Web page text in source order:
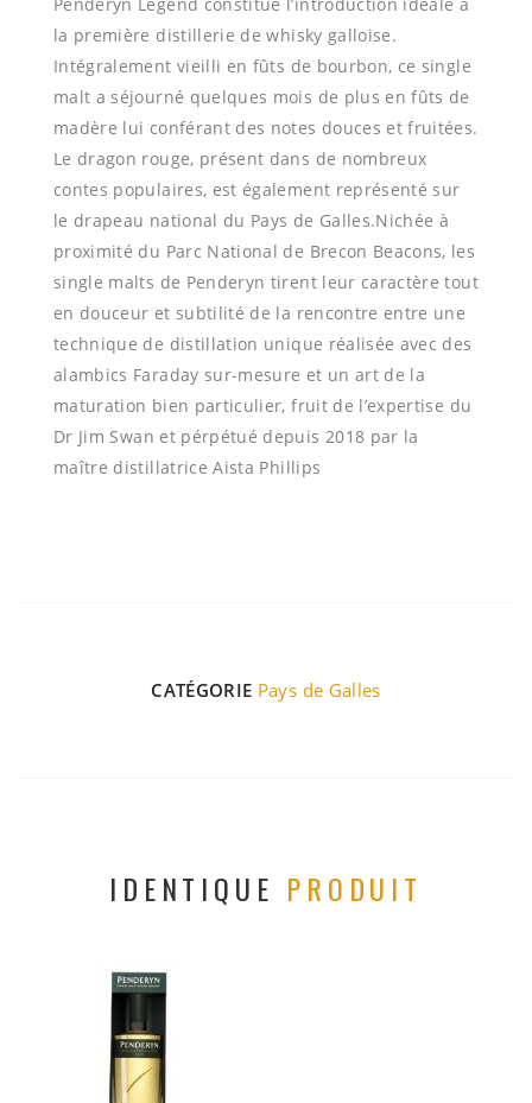
la première distillerie de whisky galloise.
Intégralement vieilli en fûts de bourbon, ce single
malt a séjourné quelques mois de plus en fûts de
madère lui conférant des notes douces et fruitées.
Le dragon rouge, présent dans de nombreux
contes populaires, est également représenté sur
le drapeau national du Pays de Galles.Nichée à
proximité du Parc National de Brecon Beacons, les
single malts de Penderyn tirent leur caractère tout
en douceur et subtilité de la rencontre entre une
technique de distillation unique réalisée avec des
alambics Faraday sur-mesure et un art de la
maturation bien particulier, fruit de l’expertise du
Dr Jim Swan et pérpétué depuis 2018 par la
maître distillatrice Aista Phillips
CATÉGORIE Pays de Galles
IDENTIQUE PRODUIT